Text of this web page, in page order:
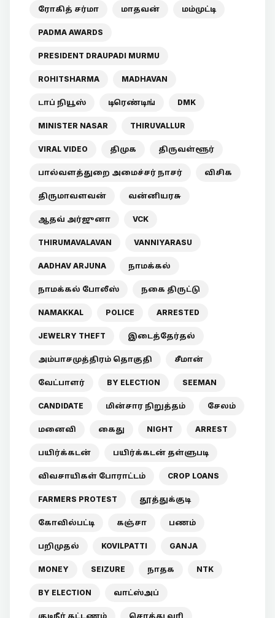
ரோகித் சர்மா மாதவன் மம்முட்டி
PADMA AWARDS
PRESIDENT DRAUPADI MURMU
ROHITSHARMA MADHAVAN
டாப் நியூஸ் டிரெண்டிங் DMK
MINISTER NASAR THIRUVALLUR
VIRAL VIDEO திமுக திருவள்ளூர்
பால்வளத்துறை அமைச்சர் நாசர் விசிக
திருமாவளவன் வன்னியரசு
ஆதவ் அர்ஜுனா VCK
THIRUMAVALAVAN VANNIYARASU
AADHAV ARJUNA நாமக்கல்
நாமக்கல் போலீஸ் நகை திருட்டு
NAMAKKAL POLICE ARRESTED
JEWELRY THEFT இடைத்தேர்தல்
அம்பாசமுத்திரம் தொகுதி சீமான்
வேட்பாளர் BY ELECTION SEEMAN
CANDIDATE மின்சார நிறுத்தம் சேலம்
மனைவி கைது NIGHT ARREST
பயிர்க்கடன் பயிர்க்கடன் தள்ளுபடி
விவசாயிகள் போராட்டம் CROP LOANS
FARMERS PROTEST தூத்துக்குடி
கோவில்பட்டி கஞ்சா பணம்
பறிமுதல் KOVILPATTI GANJA
MONEY SEIZURE நாதக NTK
BY ELECTION வாட்ஸ்அப்
குடிநீர் கட்டணம் சொத்து வரி